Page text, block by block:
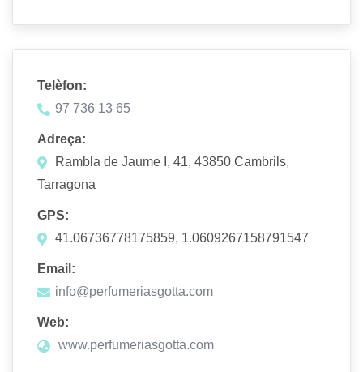
Telèfon:
97 736 13 65
Adreça:
Rambla de Jaume I, 41, 43850 Cambrils,
Tarragona
GPS:
41.06736778175859, 1.0609267158791547
Email:
info@perfumeriasgotta.com
Web:
www.perfumeriasgotta.com